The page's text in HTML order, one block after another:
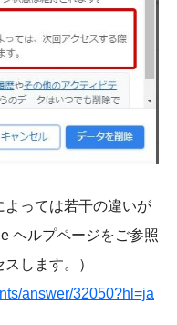
っては若干の違いが
ヘルプページをご参照
します。）
answer/32050?hl=ja